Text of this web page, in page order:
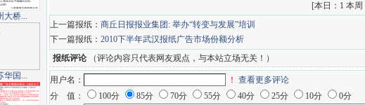
[本日：1 本周
上一篇报纸： 商丘日报报业集团: 举办“转变与发展”培训
下一篇报纸： 2010下半年武汉报纸广告市场份额分析
报纸评论 （评论内容只代表网友观点，与本站立场无关！）
用户名： ！ 查看更多评论
分 值：
100分 85分 70分 55分 40分 25分 10分 0分
大桥...
华国...